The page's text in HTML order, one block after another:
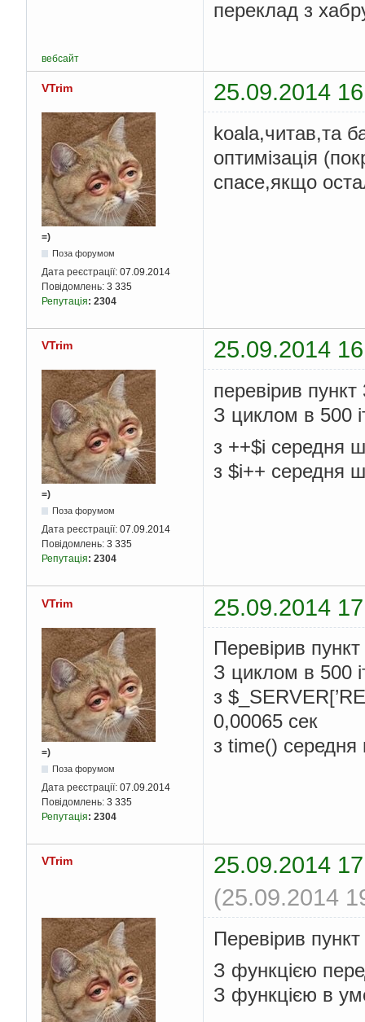
переклад з
вебсайт
VTrim 25.09.2014
=)
Поза форумом
Дата реєстрації: 07.09.2014
Повідомлень: 3 335
Репутація: 2304
koala,читав,та
оптимізація
спасе,якщо
VTrim 25.09.2014
=)
Поза форумом
Дата реєстрації: 07.09.2014
Повідомлень: 3 335
Репутація: 2304
перевірив пункт
З циклом в 500
з ++$i середня
з $i++ середня
VTrim 25.09.2014
=)
Поза форумом
Дата реєстрації: 07.09.2014
Повідомлень: 3 335
Репутація: 2304
Перевірив
З циклом в 500
з
0,00065 сек
з time() середня
VTrim
25.09.2014
(25.09.2014
Перевірив
З функцією
З функцією в